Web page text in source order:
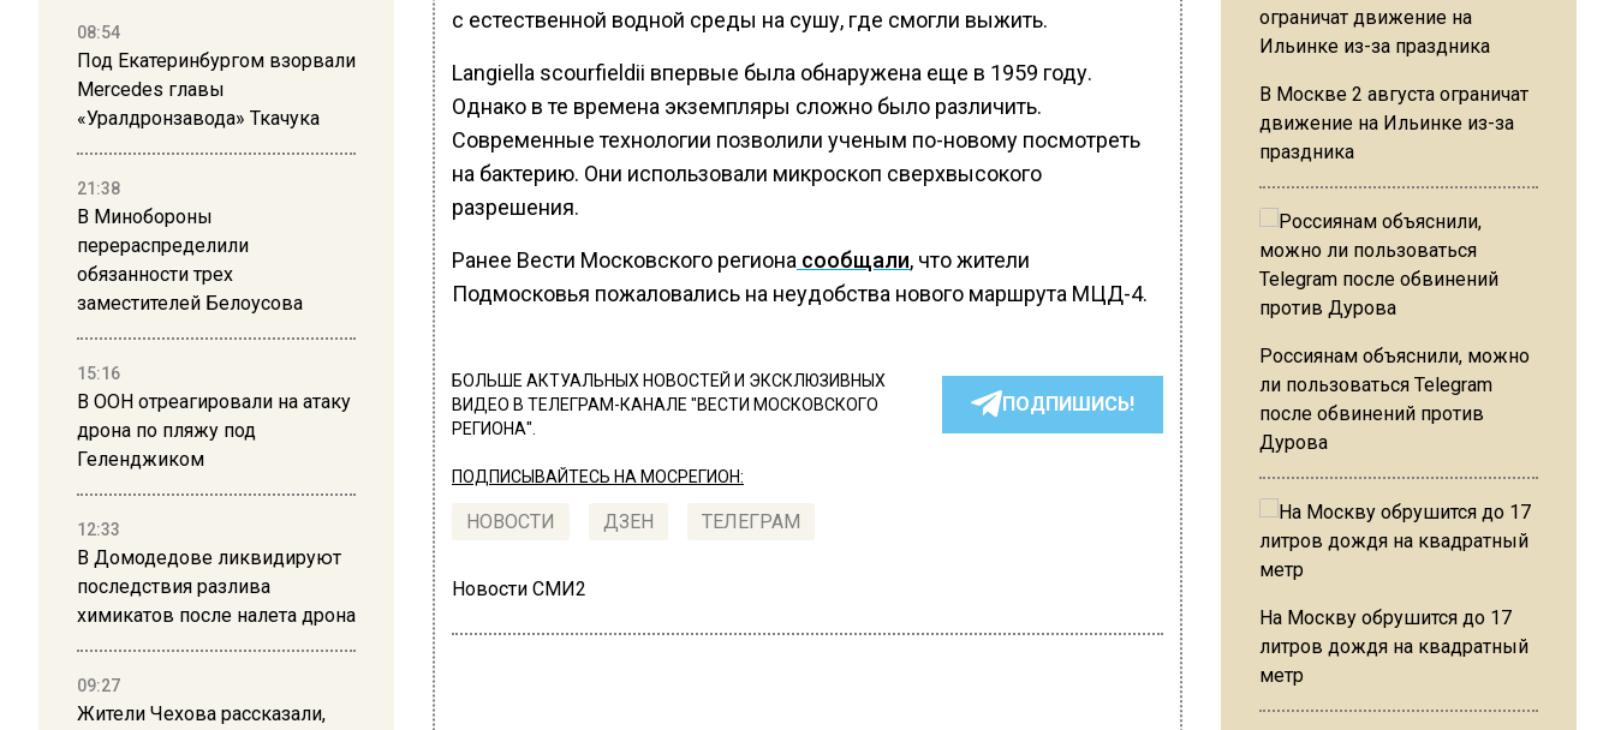
08:54
Под Екатеринбургом взорвали
Mercedes главы
«Уралдронзавода» Ткачука
21:38
В Минобороны
перераспределили
обязанности трех
заместителей Белоусова
15:16
В ООН отреагировали на атаку
дрона по пляжу под
Геленджиком
12:33
В Домодедове ликвидируют
последствия разлива
химикатов после налета дрона
09:27
Жители Чехова рассказали,
с естественной водной среды на сушу, где смогли выжить.
Langiella scourfieldii впервые была обнаружена еще в 1959 году.
Однако в те времена экземпляры сложно было различить.
Современные технологии позволили ученым по-новому посмотреть
на бактерию. Они использовали микроскоп сверхвысокого
разрешения.
Ранее Вести Московского региона сообщали, что жители
Подмосковья пожаловались на неудобства нового маршрута МЦД-4.
БОЛЬШЕ АКТУАЛЬНЫХ НОВОСТЕЙ И ЭКСКЛЮЗИВНЫХ
ВИДЕО В ТЕЛЕГРАМ-КАНАЛЕ "ВЕСТИ МОСКОВСКОГО
РЕГИОНА".
ПОДПИШИСЬ!
ПОДПИСЫВАЙТЕСЬ НА МОСРЕГИОН:
НОВОСТИ ДЗЕН ТЕЛЕГРАМ
Новости СМИ2
В Москве 2 августа ограничат
движение на Ильинке из-за
праздника
Россиянам объяснили, можно
ли пользоваться Telegram
после обвинений против
Дурова
На Москву обрушится до 17
литров дождя на квадратный
метр